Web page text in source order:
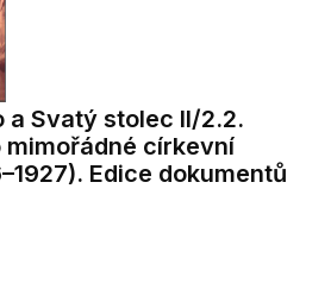
a Svatý stolec II/2.2.
církevní
Edice dokumentů